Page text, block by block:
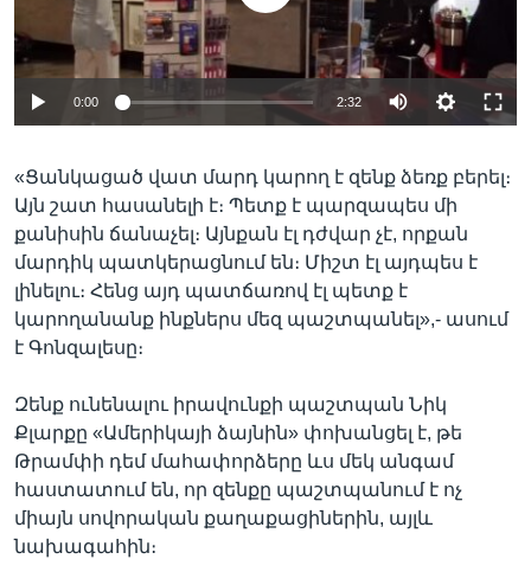
0:00 2:32
«Ցանկացած վատ մարդ կարող է զենք ձեռք բերել։
Այն շատ հասանելի է։ Պետք է պարզապես մի
քանիսին ճանաչել։ Այնքան էլ դժվար չէ, որքան
մարդիկ պատկերացնում են։ Միշտ էլ այդպես է
լինելու։ Հենց այդ պատճառով էլ պետք է
կարողանանք ինքներս մեզ պաշտպանել»,- ասում
է Գոնզալեսը։
Զենք ունենալու իրավունքի պաշտպան Նիկ
Քլարքը «Ամերիկայի ձայնին» փոխանցել է, թե
Թրամփի դեմ մահափորձերը ևս մեկ անգամ
հաստատում են, որ զենքը պաշտպանում է ոչ
միայն սովորական քաղաքացիներին, այլև
նախագահին։